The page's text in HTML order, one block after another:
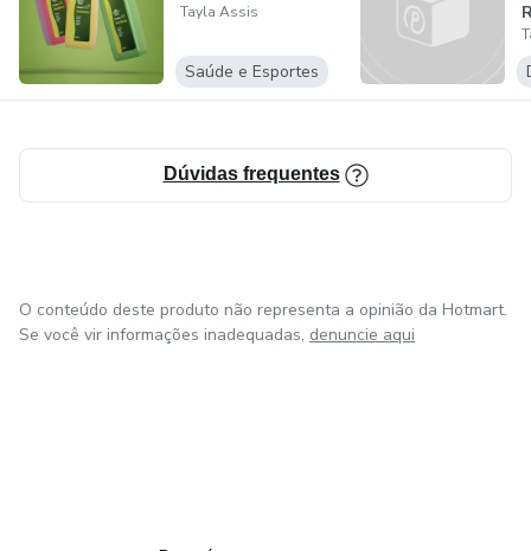
Tayla Assis
Saúde e Esportes
Dúvidas frequentes
O conteúdo deste produto não representa a opinião da Hotmart.
Se você vir informações inadequadas, denuncie aqui